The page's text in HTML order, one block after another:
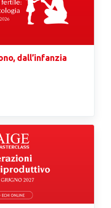
dall’infanzia